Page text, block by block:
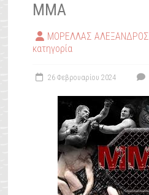
MMA
ΜΟΡΕΛΛΑΣ ΑΛΕΞΑΝΔΡΟΣ
κατηγορία
26 Φεβρουαρίου 2024